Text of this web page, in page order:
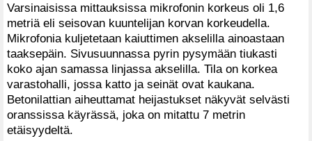
Varsinaisissa mittauksissa mikrofonin korkeus oli 1,6
metriä eli seisovan kuuntelijan korvan korkeudella.
Mikrofonia kuljetetaan kaiuttimen akselilla ainoastaan
taaksepäin. Sivusuunnassa pyrin pysymään tiukasti
koko ajan samassa linjassa akselilla. Tila on korkea
varastohalli, jossa katto ja seinät ovat kaukana.
Betonilattian aiheuttamat heijastukset näkyvät selvästi
oranssissa käyrässä, joka on mitattu 7 metrin
etäisyydeltä.